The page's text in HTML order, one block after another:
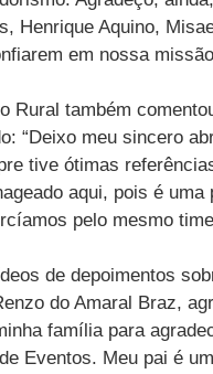
Henrique Aquino,
em nossa
Rural também
“Deixo meu sincero
tive ótimas
aqui, pois é
pelo mesmo
de depoimentos
do Amaral Braz,
família para
Eventos. Meu pai é